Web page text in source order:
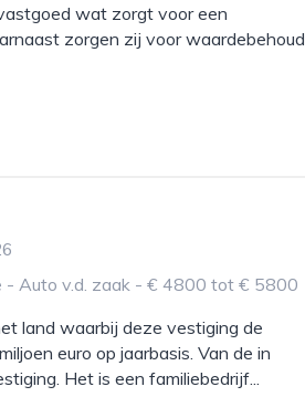
wat zorgt voor een
zorgen zij voor waardebehoud
- Auto v.d. zaak - € 4800 tot € 5800
land waarbij deze vestiging de
euro op jaarbasis. Van de in
Het is een familiebedrijf...